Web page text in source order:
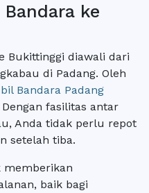
ke
Bukittinggi diawali dari
di Padang. Oleh
Bandara Padang
fasilitas antar
Anda tidak perlu repot
setelah tiba.
memberikan
baik bagi